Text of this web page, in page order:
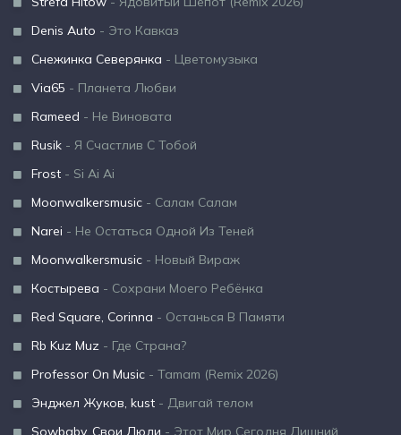
Denis Auto - Это Кавказ
Снежинка Северянка - Цветомузыка
Via65 - Планета Любви
Rameed - Не Виновата
Rusik - Я Счастлив С Тобой
Frost - Si Ai Ai
Moonwalkersmusic - Салам Салам
Narei - Не Остаться Одной Из Теней
Moonwalkersmusic - Новый Вираж
Костырева - Сохрани Моего Ребёнка
Red Square, Corinna - Останься В Памяти
Rb Kuz Muz - Где Страна?
Professor On Music - Tamam (Remix 2026)
Энджел Жуков, kust - Двигай телом
Sowbaby, Свои Люди - Этот Мир Сегодня Лишний